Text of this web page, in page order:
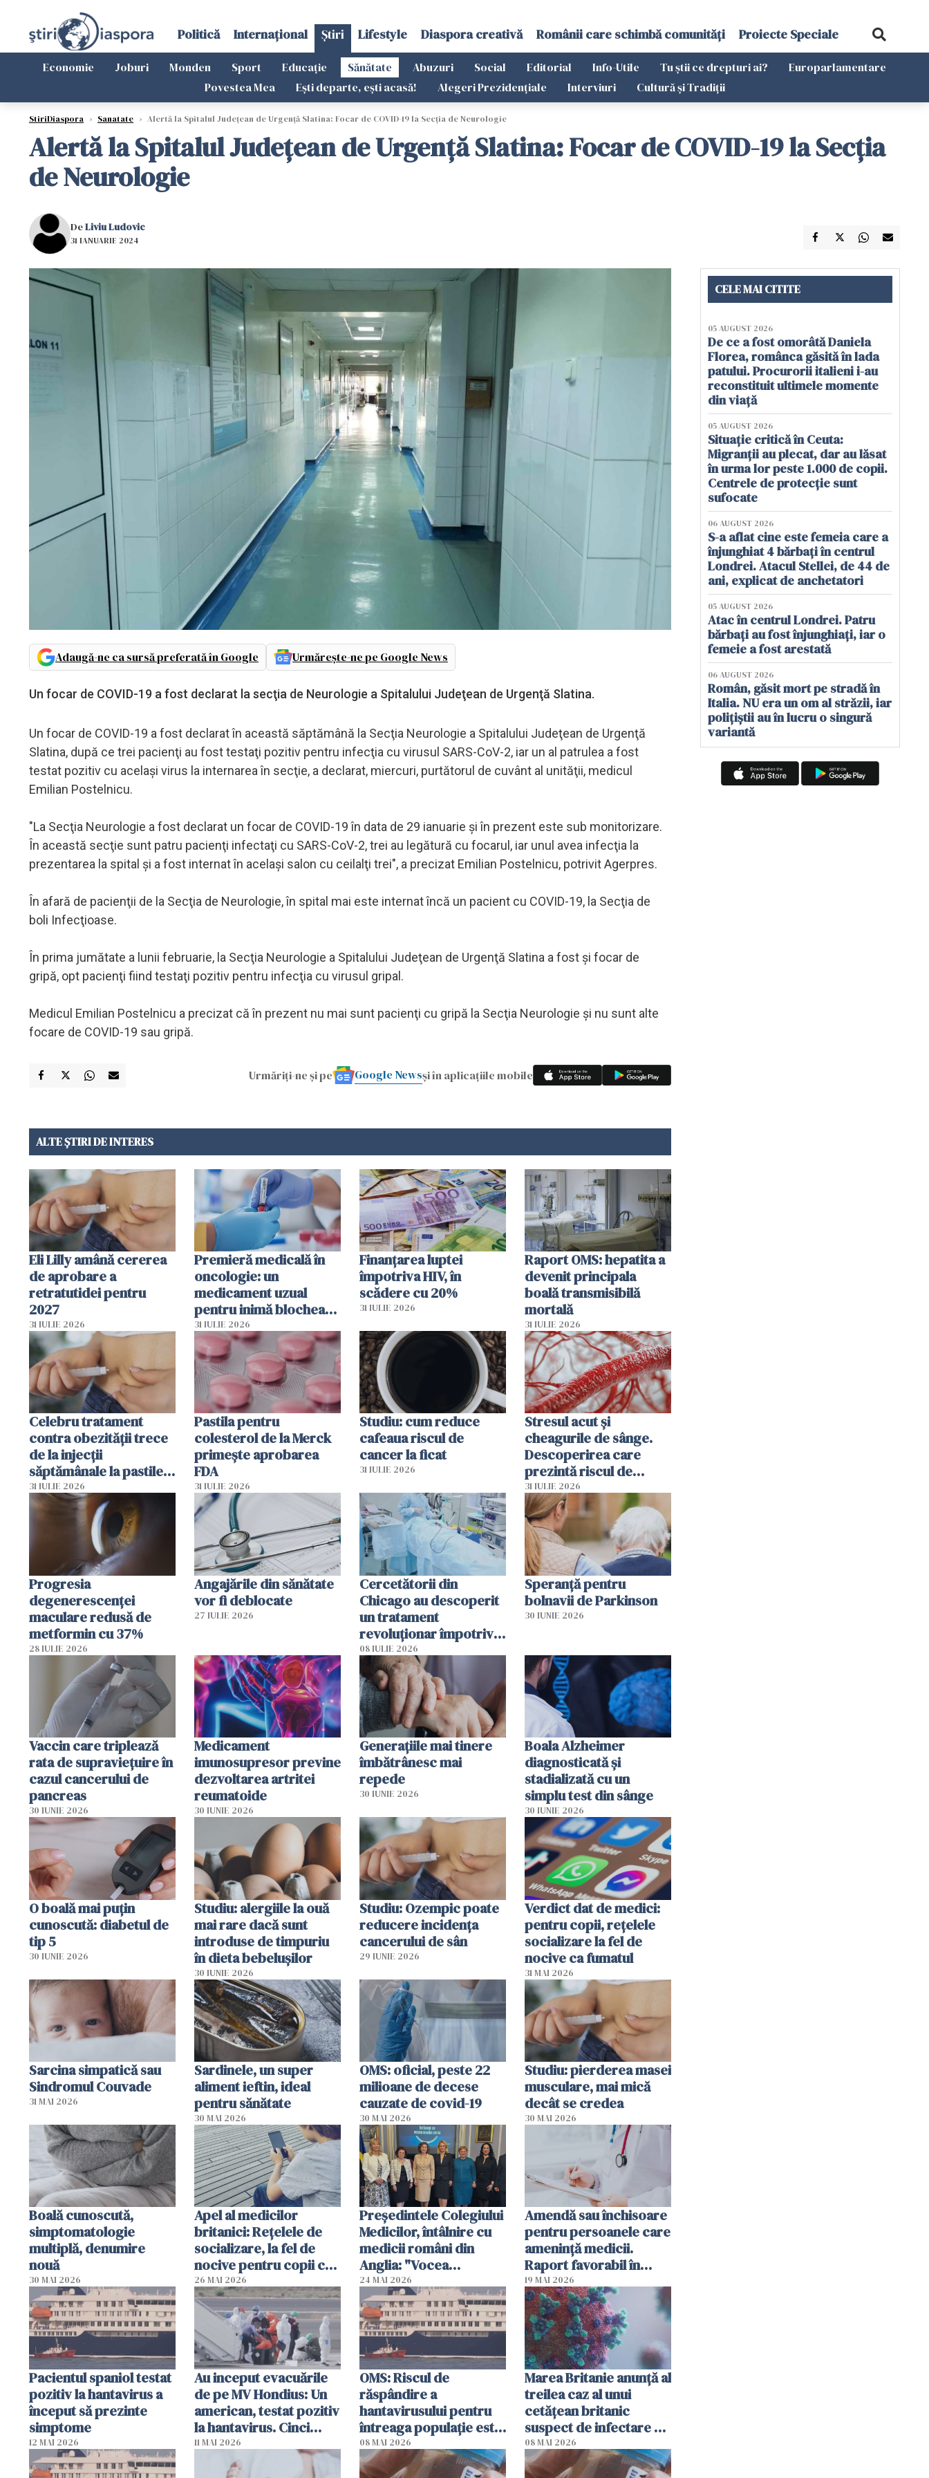
Politică Internațional Știri Lifestyle Diaspora creativă Românii care schimbă comunități Proiecte Speciale
Economie Joburi Monden Sport Educație Sănătate Abuzuri Social Editorial Info-Utile Tu știi ce drepturi ai?
Europarlamentare
Povestea Mea
Ești departe, ești acasă! Alegeri Prezidențiale Interviuri Cultură și Tradiții
StiriDiaspora › Sanatate › Alertă la Spitalul Judeţean de Urgenţă Slatina: Focar de COVID-19 la Secţia de Neurologie
Alertă la Spitalul Judeţean de Urgenţă Slatina: Focar de COVID-19 la Secţia
de Neurologie
DeLiviu Ludovic
31 IANUARIE 2024
Adaugă-ne ca sursă preferată în Google Urmărește-ne pe Google News
Un focar de COVID-19 a fost declarat la secţia de Neurologie a Spitalului Judeţean de Urgenţă Slatina.
Un focar de COVID-19 a fost declarat în această săptămână la Secţia Neurologie a Spitalului Judeţean de Urgenţă
Slatina, după ce trei pacienţi au fost testaţi pozitiv pentru infecţia cu virusul SARS-CoV-2, iar un al patrulea a fost
testat pozitiv cu acelaşi virus la internarea în secţie, a declarat, miercuri, purtătorul de cuvânt al unităţii, medicul
Emilian Postelnicu.
"La Secţia Neurologie a fost declarat un focar de COVID-19 în data de 29 ianuarie şi în prezent este sub monitorizare.
În această secţie sunt patru pacienţi infectaţi cu SARS-CoV-2, trei au legătură cu focarul, iar unul avea infecţia la
prezentarea la spital şi a fost internat în acelaşi salon cu ceilalţi trei", a precizat Emilian Postelnicu, potrivit Agerpres.
În afară de pacienţii de la Secţia de Neurologie, în spital mai este internat încă un pacient cu COVID-19, la Secţia de
boli Infecţioase.
În prima jumătate a lunii februarie, la Secţia Neurologie a Spitalului Judeţean de Urgenţă Slatina a fost şi focar de
gripă, opt pacienţi fiind testaţi pozitiv pentru infecţia cu virusul gripal.
Medicul Emilian Postelnicu a precizat că în prezent nu mai sunt pacienţi cu gripă la Secţia Neurologie şi nu sunt alte
focare de COVID-19 sau gripă.
Urmăriți-ne și pe Google Newsși în aplicațiile mobile
ALTE ȘTIRI DE INTERES
Eli Lilly amână cererea
de aprobare a
retratutidei pentru
2027
31 IULIE 2026
Premieră medicală în
oncologie: un
medicament uzual
pentru inimă blochează
dezvoltarea celulelor
canceroase.
31 IULIE 2026
Finanțarea luptei
împotriva HIV, în
scădere cu 20%
31 IULIE 2026
Raport OMS: hepatita a
devenit principala
boală transmisibilă
mortală
31 IULIE 2026
Celebru tratament
contra obezității trece
de la injecții
săptămânale la pastile
zilnice
31 IULIE 2026
Pastila pentru
colesterol de la Merck
primește aprobarea
FDA
31 IULIE 2026
Studiu: cum reduce
cafeaua riscul de
cancer la ficat
31 IULIE 2026
Stresul acut și
cheagurile de sânge.
Descoperirea care
prezintă riscul de
infarct
31 IULIE 2026
Progresia
degenerescenței
maculare redusă de
metformin cu 37%
28 IULIE 2026
Angajările din sănătate
vor fi deblocate
27 IULIE 2026
Cercetătorii din
Chicago au descoperit
un tratament
revoluționar împotriva
cancerului. Sunt
folosite chiar bacteriile
tumorale
08 IULIE 2026
Speranță pentru
bolnavii de Parkinson
30 IUNIE 2026
Vaccin care triplează
rata de supraviețuire în
cazul cancerului de
pancreas
30 IUNIE 2026
Medicament
imunosupresor previne
dezvoltarea artritei
reumatoide
30 IUNIE 2026
Generațiile mai tinere
îmbătrânesc mai
repede
30 IUNIE 2026
Boala Alzheimer
diagnosticată și
stadializată cu un
simplu test din sânge
30 IUNIE 2026
O boală mai puțin
cunoscută: diabetul de
tip 5
30 IUNIE 2026
Studiu: alergiile la ouă
mai rare dacă sunt
introduse de timpuriu
în dieta bebelușilor
30 IUNIE 2026
Studiu: Ozempic poate
reducere incidența
cancerului de sân
29 IUNIE 2026
Verdict dat de medici:
pentru copii, rețelele
socializare la fel de
nocive ca fumatul
31 MAI 2026
Sarcina simpatică sau
Sindromul Couvade
31 MAI 2026
Sardinele, un super
aliment ieftin, ideal
pentru sănătate
30 MAI 2026
OMS: oficial, peste 22
milioane de decese
cauzate de covid-19
30 MAI 2026
Studiu: pierderea masei
musculare, mai mică
decât se credea
30 MAI 2026
Boală cunoscută,
simptomatologie
multiplă, denumire
nouă
30 MAI 2026
Apel al medicilor
britanici: Reţelele de
socializare, la fel de
nocive pentru copii ca
fumatul
26 MAI 2026
Președintele Colegiului
Medicilor, întâlnire cu
medicii români din
Anglia: "Vocea
dumneavoastră trebuie
să fie auzită"
24 MAI 2026
Amendă sau închisoare
pentru persoanele care
ameninţă medicii.
Raport favorabil în
Senat
19 MAI 2026
Pacientul spaniol testat
pozitiv la hantavirus a
început să prezinte
simptome
12 MAI 2026
Au inceput evacuările
de pe MV Hondius: Un
american, testat pozitiv
la hantavirus. Cinci
pasageri francezi au
intrat în izolare
11 MAI 2026
OMS: Riscul de
răspândire a
hantavirusului pentru
întreaga populaţie este
"absolut redus"
08 MAI 2026
Marea Britanie anunţă al
treilea caz al unui
cetăţean britanic
suspect de infectare cu
hantavirus
08 MAI 2026
CELE MAI CITITE
05 AUGUST 2026
De ce a fost omorâtă Daniela
Florea, românca găsită în lada
patului. Procurorii italieni i-au
reconstituit ultimele momente
din viață
05 AUGUST 2026
Situație critică în Ceuta:
Migranții au plecat, dar au lăsat
în urma lor peste 1.000 de copii.
Centrele de protecție sunt
sufocate
06 AUGUST 2026
S-a aflat cine este femeia care a
înjunghiat 4 bărbați în centrul
Londrei. Atacul Stellei, de 44 de
ani, explicat de anchetatori
05 AUGUST 2026
Atac în centrul Londrei. Patru
bărbați au fost înjunghiați, iar o
femeie a fost arestată
06 AUGUST 2026
Român, găsit mort pe stradă în
Italia. NU era un om al străzii, iar
polițiștii au în lucru o singură
variantă